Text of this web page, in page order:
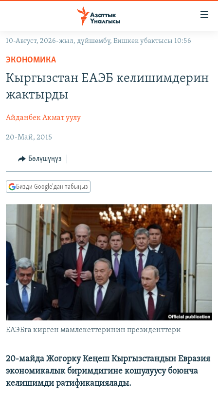
Навигацияга
өтүңүз
Издөөгө
салыңызКЫРГЫЗСТАН
ЭКОНОМИКА
МАДАНИЯТ
ДҮЙНӨ
БОРБОР АЗИЯ
АТАЙЫН ИЛИКТӨӨ
ТВ ПРОГРАММАЛАР
БҮГҮН АЗАТТЫКТА
БИЗ ЖАНА ДҮЙНӨ
ДАНИСТЕ
ЭЖЕ-СИҢДИЛЕР
ЫҢГАЙСЫЗ СУРООЛОР
ПОДКАСТ
ӨЗГӨЧӨ ПИКИР
ОНЛАЙН ШЕРИНЕ
ЭЕ/АРнун бардык сайттары
10-Август, 2026-жыл, дүйшөмбү, Бишкек убактысы 10:56
ЭКОНОМИКА
Кыргызстан ЕАЭБ келишимдерин
жактырды
Айданбек Акмат уулу
20-Май, 2015
Бөлүшүңүз
Бизди Google'дан табыңыз
ЕАЭБга кирген мамлекеттеринин президенттери
20-майда Жогорку Кеңеш Кыргызстандын Евразия
экономикалык биримдигине кошулуусу боюнча
келишимди ратификациялады.